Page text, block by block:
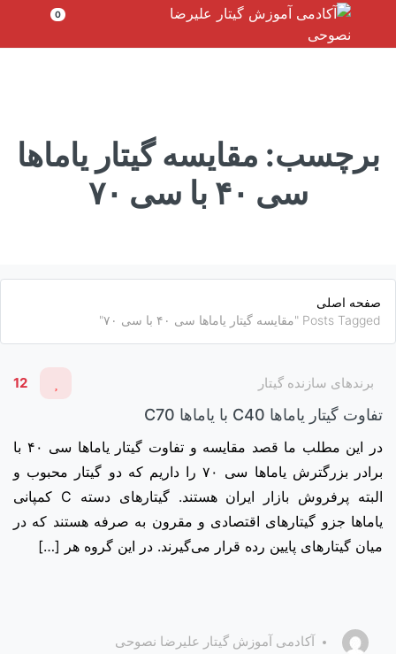
محتوا
0
برچسب: مقایسه گیتار یاماها
سی ۴۰ با سی ۷۰
صفحه اصلی
Posts Tagged "مقایسه گیتار یاماها سی ۴۰ با سی ۷۰"
برندهای سازنده گیتار 12
تفاوت گیتار یاماها C40 با یاماها C70
در این مطلب ما قصد مقایسه و تفاوت گیتار یاماها سی ۴۰ با
برادر بزرگترش یاماها سی ۷۰ را داریم که دو گیتار محبوب و
البته پرفروش بازار ایران هستند. گیتارهای دسته C کمپانی
یاماها جزو گیتارهای اقتصادی و مقرون به صرفه هستند که در
میان گیتار‌های پایین رده قرار می‌گیرند. در این گروه هر […]
آکادمی آموزش گیتار علیرضا نصوحی